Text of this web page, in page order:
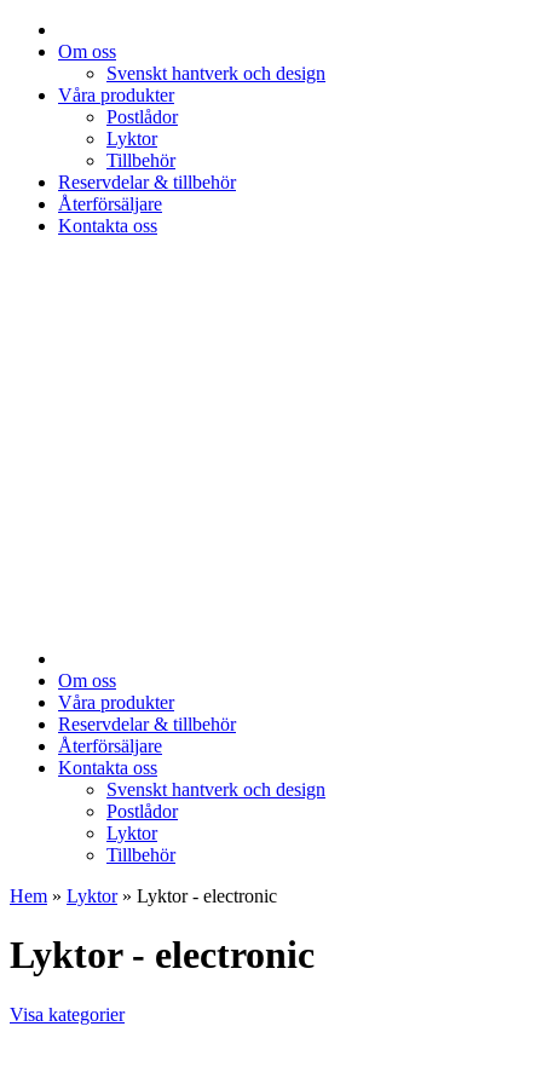
Om oss
Svenskt hantverk och design
Våra produkter
Postlådor
Lyktor
Tillbehör
Reservdelar & tillbehör
Återförsäljare
Kontakta oss
Om oss
Våra produkter
Reservdelar & tillbehör
Återförsäljare
Kontakta oss
Svenskt hantverk och design
Postlådor
Lyktor
Tillbehör
Hem » Lyktor» Lyktor - electronic
Lyktor - electronic
Visa kategorier